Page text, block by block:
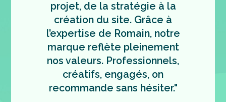
projet, de la stratégie à la
création du site. Grâce à
l’expertise de Romain, notre
marque reflète pleinement
nos valeurs. Professionnels,
créatifs, engagés, on
recommande sans hésiter."